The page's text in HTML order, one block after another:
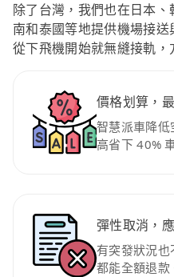
除了台灣，我們也在日本
南和泰國等地提供機場接
從下飛機開始就無縫接軌，
價格划算，
智慧派車降低
高省下 40%
彈性取消，
有突發狀況也
都能全額退款